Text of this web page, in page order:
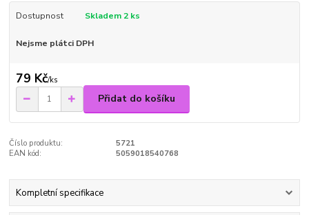
Dostupnost Skladem 2 ks
Nejsme plátci DPH
79 Kč/ks
Přidat do košíku
Číslo produktu:
5721
EAN kód:
5059018540768
Kompletní specifikace